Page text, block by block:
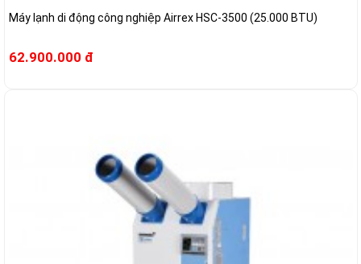
Máy lạnh di động công nghiệp Airrex HSC-3500 (25.000 BTU)
62.900.000 đ